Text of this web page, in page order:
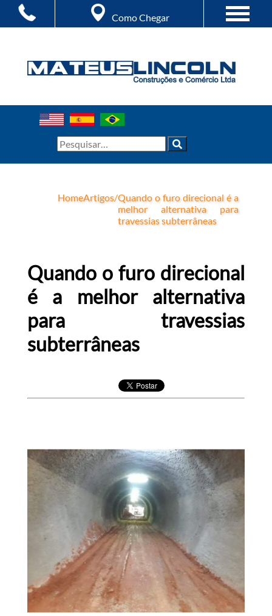
Como Chegar
HomeArtigos/Quando o furo direcional é a
melhor alternativa para
travessias subterrâneas
Quando o furo direcional
é a melhor alternativa
para travessias
subterrâneas